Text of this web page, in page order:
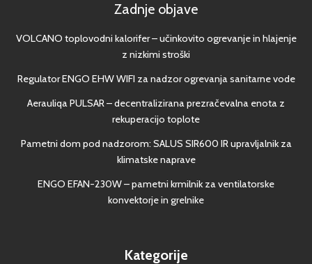
Zadnje objave
VOLCANO toplovodni kalorifer – učinkovito ogrevanje in hlajenje
z nizkimi stroški
Regulator ENGO EHW WIFI za nadzor ogrevanja sanitarne vode
Aerauliqa PULSAR – decentralizirana prezračevalna enota z
rekuperacijo toplote
Pametni dom pod nadzorom: SALUS SIR600 IR upravljalnik za
klimatske naprave
ENGO EFAN-230W – pametni krmilnik za ventilatorske
konvektorje in grelnike
Kategorije